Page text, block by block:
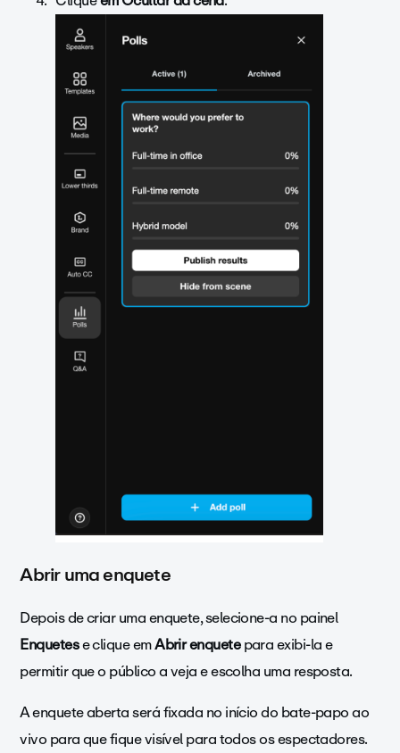
Abrir uma enquete
Depois de criar uma enquete, selecione-a no painel
Enquetese clique emAbrir enquetepara exibi-la e
permitir que o público a veja e escolha uma resposta.
A enquete aberta será fixada no início do bate-papo ao
vivo para que fique visível para todos os espectadores.